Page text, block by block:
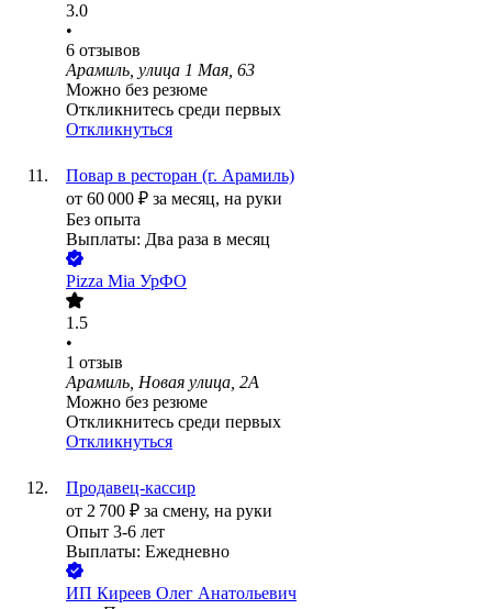
3.0
•
6 отзывов
Арамиль, улица 1 Мая, 63
Можно без резюме
Откликнитесь среди первых
Откликнуться
Повар в ресторан (г. Арамиль)
от 60 000 ₽ за месяц, на руки
Без опыта
Выплаты: Два раза в месяц
Pizza Mia УрФО
1.5
•
1 отзыв
Арамиль, Новая улица, 2А
Можно без резюме
Откликнитесь среди первых
Откликнуться
Продавец-кассир
от 2 700 ₽ за смену, на руки
Опыт 3-6 лет
Выплаты: Ежедневно
ИП Киреев Олег Анатольевич